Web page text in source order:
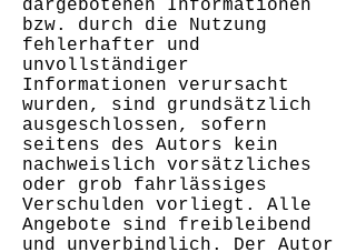
dargebotenen Informationen
bzw. durch die Nutzung
fehlerhafter und
unvollständiger
Informationen verursacht
wurden, sind grundsätzlich
ausgeschlossen, sofern
seitens des Autors kein
nachweislich vorsätzliches
oder grob fahrlässiges
Verschulden vorliegt. Alle
Angebote sind freibleibend
und unverbindlich. Der Autor